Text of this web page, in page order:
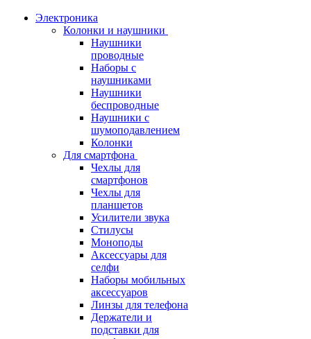
Электроника
Колонки и наушники
Наушники
проводные
Наборы с
наушниками
Наушники
беспроводные
Наушники с
шумоподавлением
Колонки
Для смартфона
Чехлы для
смартфонов
Чехлы для
планшетов
Усилители звука
Стилусы
Моноподы
Аксессуары для
селфи
Наборы мобильных
аксессуаров
Линзы для телефона
Держатели и
подставки для